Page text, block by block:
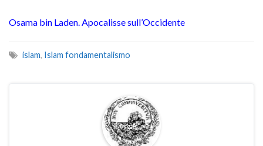
Osama bin Laden. Apocalisse sull’Occidente
islam, Islam fondamentalismo